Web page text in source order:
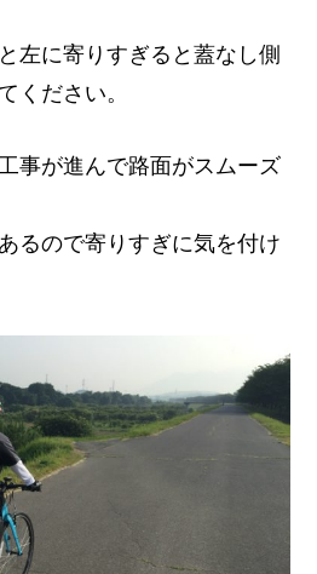
左に寄りすぎると蓋なし側
ください。
が進んで路面がスムーズ
るので寄りすぎに気を付け